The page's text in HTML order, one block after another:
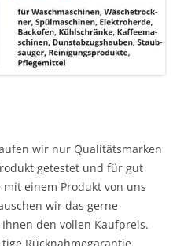
wir nur Qualitätsmarken
getestet und für gut
einem Produkt von uns
wir das gerne
den vollen Kaufpreis.